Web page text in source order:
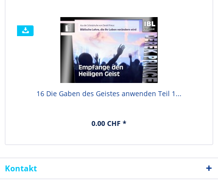
16 Die Gaben des Geistes anwenden Teil 1...
0.00 CHF *
Kontakt